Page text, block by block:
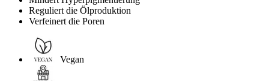
Reguliert die Ölproduktion
Verfeinert die Poren
Vegan